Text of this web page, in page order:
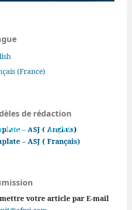
NO 1 (2020)
(France)
de rédaction
– ASJ ( Anglais)
– ASJ ( Français)
votre article par E-mail